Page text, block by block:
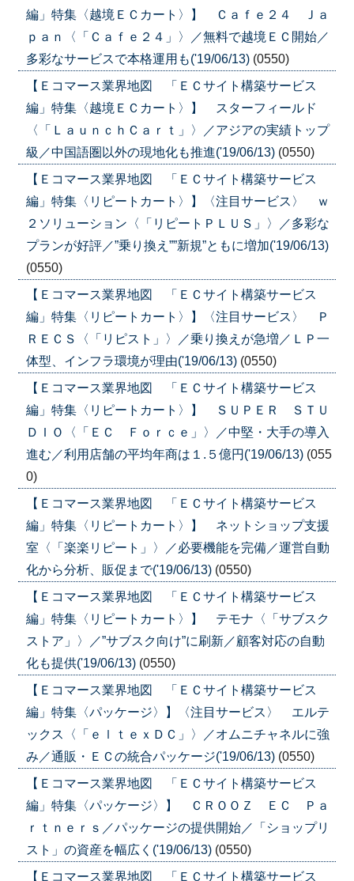
編」特集〈越境ＥＣカート〉】 Ｃａｆｅ２４ Ｊａ
ｐａｎ〈「Ｃａｆｅ２４」〉／無料で越境ＥＣ開始／
多彩なサービスで本格運用も('19/06/13) (0550)
【Ｅコマース業界地図 「ＥＣサイト構築サービス
編」特集〈越境ＥＣカート〉】 スターフィールド
〈「ＬａｕｎｃｈＣａｒｔ」〉／アジアの実績トップ
級／中国語圏以外の現地化も推進('19/06/13) (0550)
【Ｅコマース業界地図 「ＥＣサイト構築サービス
編」特集〈リピートカート〉】〈注目サービス〉 ｗ
２ソリューション〈「リピートＰＬＵＳ」〉／多彩な
プランが好評／”乗り換え””新規”ともに増加('19/06/13)
(0550)
【Ｅコマース業界地図 「ＥＣサイト構築サービス
編」特集〈リピートカート〉】〈注目サービス〉 Ｐ
ＲＥＣＳ〈「リピスト」〉／乗り換えが急増／ＬＰ一
体型、インフラ環境が理由('19/06/13) (0550)
【Ｅコマース業界地図 「ＥＣサイト構築サービス
編」特集〈リピートカート〉】 ＳＵＰＥＲ ＳＴＵ
ＤＩＯ〈「ＥＣ Ｆｏｒｃｅ」〉／中堅・大手の導入
進む／利用店舗の平均年商は１.５億円('19/06/13) (055
0)
【Ｅコマース業界地図 「ＥＣサイト構築サービス
編」特集〈リピートカート〉】 ネットショップ支援
室〈「楽楽リピート」〉／必要機能を完備／運営自動
化から分析、販促まで('19/06/13) (0550)
【Ｅコマース業界地図 「ＥＣサイト構築サービス
編」特集〈リピートカート〉】 テモナ〈「サブスク
ストア」〉／”サブスク向け”に刷新／顧客対応の自動
化も提供('19/06/13) (0550)
【Ｅコマース業界地図 「ＥＣサイト構築サービス
編」特集〈パッケージ〉】〈注目サービス〉 エルテ
ックス〈「ｅｌｔｅｘＤＣ」〉／オムニチャネルに強
み／通販・ＥＣの統合パッケージ('19/06/13) (0550)
【Ｅコマース業界地図 「ＥＣサイト構築サービス
編」特集〈パッケージ〉】 ＣＲＯＯＺ ＥＣ Ｐａ
ｒｔｎｅｒｓ／パッケージの提供開始／「ショップリ
スト」の資産を幅広く('19/06/13) (0550)
【Ｅコマース業界地図 「ＥＣサイト構築サービス